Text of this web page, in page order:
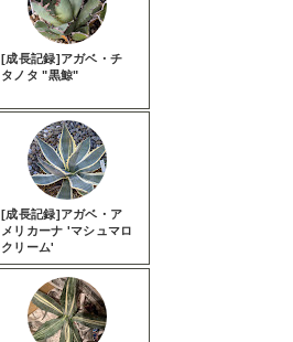
[成長記録]アガベ・チ
タノタ "黒鯨"
[成長記録]アガベ・ア
メリカーナ 'マシュマロ
クリーム'